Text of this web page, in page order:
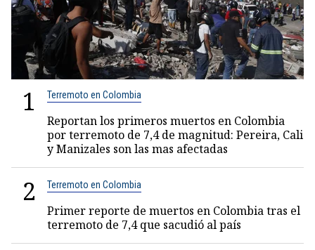
1 Terremoto en Colombia
Reportan los primeros muertos en Colombia
por terremoto de 7,4 de magnitud: Pereira, Cali
y Manizales son las mas afectadas
2 Terremoto en Colombia
Primer reporte de muertos en Colombia tras el
terremoto de 7,4 que sacudió al país